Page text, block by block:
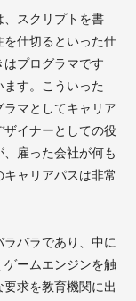
、スクリプトを書
を仕切るといった仕
プログラマです
す。こういった
マとしてキャリア
イナーとしての役
雇った会社が何も
ャリアパスは非常
バラであり、中に
ームエンジンを触
求を教育機関に出